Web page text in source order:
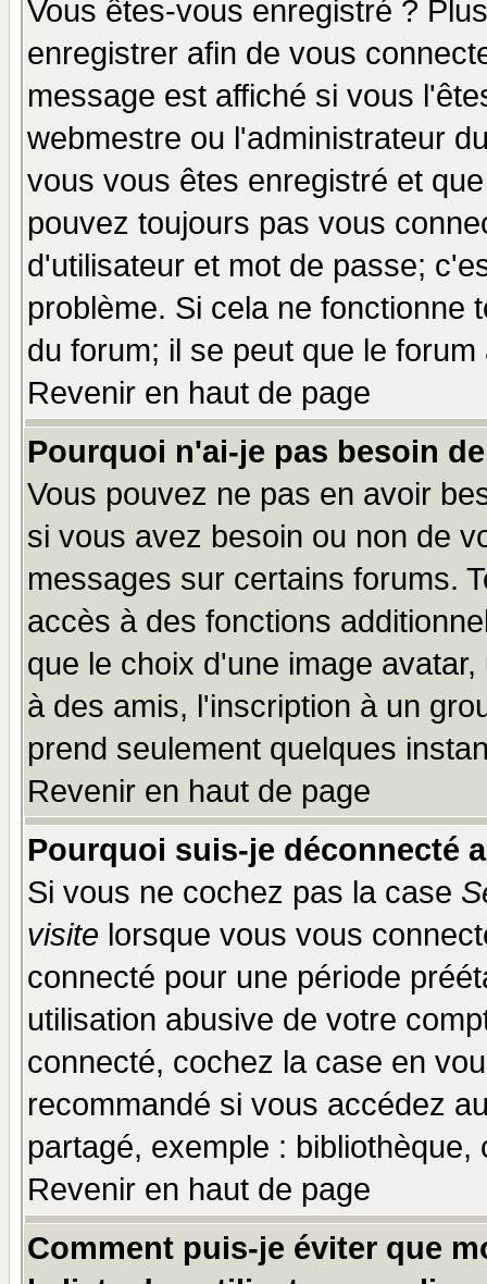
Vous êtes-vous enregistré ?
enregistrer afin de vous
message est affiché si vous
webmestre ou l'administrateur
vous vous êtes enregistré et
pouvez toujours pas vous
d'utilisateur et mot de passe;
problème. Si cela ne fonctionne
du forum; il se peut que le
Revenir en haut de page
Pourquoi n'ai-je pas besoin
Vous pouvez ne pas en avoir
si vous avez besoin ou non de
messages sur certains forums.
accès à des fonctions
que le choix d'une image
à des amis, l'inscription à un
prend seulement quelques
Revenir en haut de page
Pourquoi suis-je déconnecté
Si vous ne cochez pas la case
visite lorsque vous vous
connecté pour une période
utilisation abusive de votre
connecté, cochez la case en
recommandé si vous accédez
partagé, exemple :
Revenir en haut de page
Comment puis-je éviter que